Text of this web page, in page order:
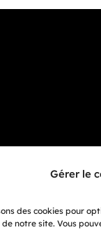
Gérer le
des cookies pour
de notre site. Vous